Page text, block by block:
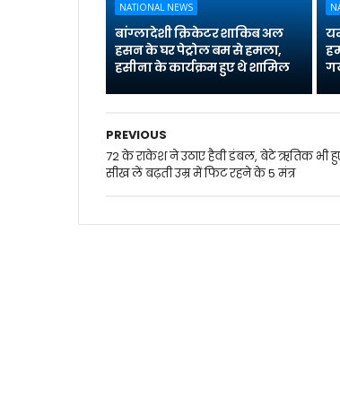
NATIONAL NEWS
बांग्लादेशी क्रिकेटर शाकिब अल
हसन के घर पेट्रोल बम से हमला,
हसीना के कार्यक्रम हुए थे शामिल
PREVIOUS
72 के राकेश ने उठाए हैवी डंबल, बेटे ऋतिक भी
सीख लें बढ़ती उम्र में फिट रहने के 5 मंत्र